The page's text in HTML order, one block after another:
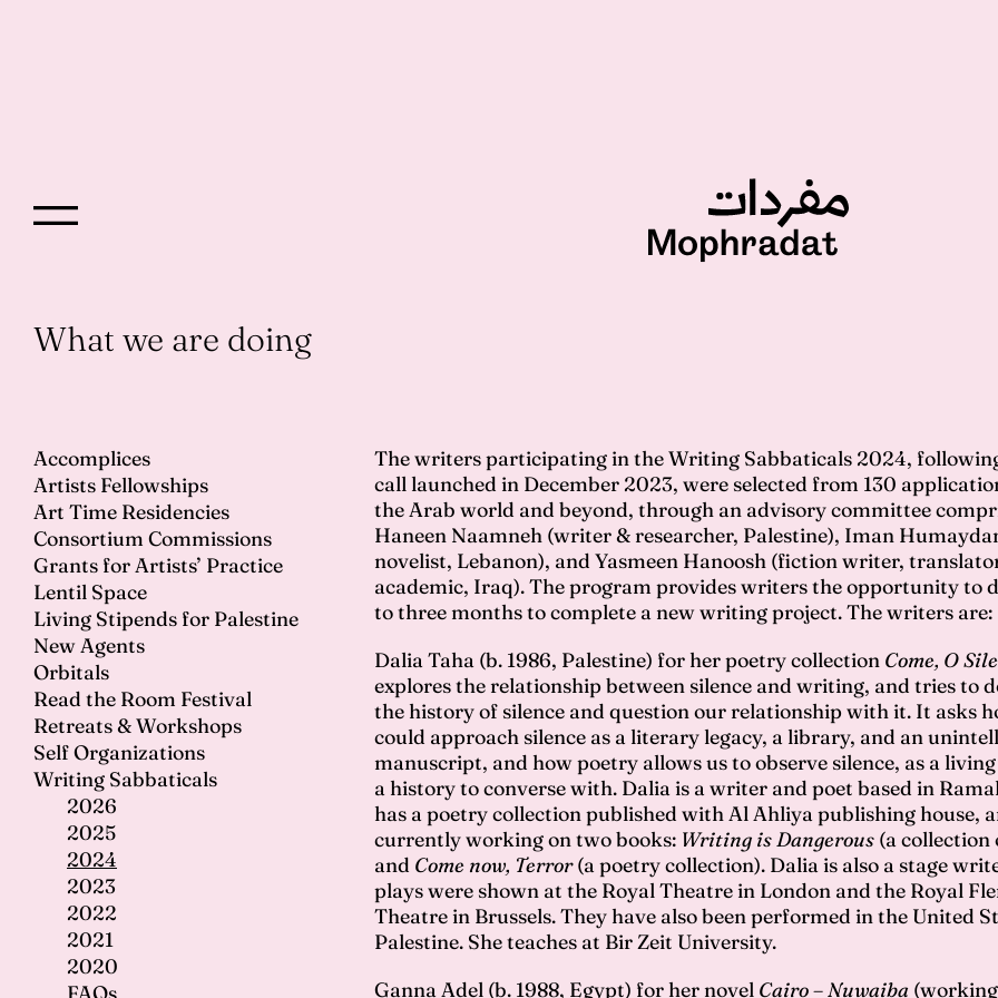
What we are doing
Accomplices
Artists Fellowships
Art Time Residencies
Consortium Commissions
Grants for Artists’ Practice
Lentil Space
Living Stipends for Palestine
New Agents
Orbitals
Read the Room Festival
Retreats & Workshops
Self Organizations
Writing Sabbaticals
2026
2025
2024
2023
2022
2021
2020
The writers participating in the Writing Sabbaticals 2024,
call launched in December 2023, were selected from 130
the Arab world and beyond, through an advisory committee
Haneen Naamneh (writer & researcher, Palestine), Iman
novelist, Lebanon), and Yasmeen Hanoosh (fiction writer,
academic, Iraq). The program provides writers the opportunity to
to three months to complete a new writing project. The writers are:
Dalia Taha (b. 1986, Palestine) for her poetry collection Come, O
explores the relationship between silence and writing, and tries to
the history of silence and question our relationship with it. It asks
could approach silence as a literary legacy, a library, and an
manuscript, and how poetry allows us to observe silence, as a
a history to converse with. Dalia is a writer and poet based in
has a poetry collection published with Al Ahliya publishing house,
currently working on two books: Writing is Dangerous (a collection
and Come now, Terror(a poetry collection). Dalia is also a stage
plays were shown at the Royal Theatre in London and the Royal
Theatre in Brussels. They have also been performed in the United
Palestine. She teaches at Bir Zeit University.
Ganna Adel (b. 1988, Egypt) for her novel Cairo – Nuwaiba
اختيرت-ـر الكاتبات والكتاب المشاركات-ـين في برنامج «التفرغ للكتابة» لعام ٢٠٢٤ في أعقاب الدعوة
المفتوحة التي أطلقناها في كانون الأول/ديسمبر ٢٠٢٣، ومن ضمن ١٣٠ طلب من العالم العربي وخارجه
حميدان (كاتبة وروائيّة، لبنان) وحنين نعامنة (كاتبة وباحثة، فلسطين) وياسمين
قصصي ومترجمة وأكاديميّة، العراق). يوفر البرنامج هذا فرصة تفرّغ لمدة ثلاثة
مخصّصة لإنجاز عمل كتابي جديد لكل من:
تيريزا صهيون (م. ١٩٩٥، لبنان) لمشروعها بعنوان «أناس سعيدة»، هي رواية قصيرة تقصّها جوليا وهي
فيما تعاني من التعايُش مع جسدها وانتقالها إلى بيروت. وتقوم برحلتها ما بين
أزمة القمامة في لبنان عام ٢٠١٥ وتشرين الأوّل/أكتوبر ٢٠٢٣، تستكشف فيها التقاطعات ما بين الجسد
في محدوديّة العلاج النفسي التقليدي ضمن سياق ما بعد الاستعمار. تيريزا كاتبة
وتعمل حاليًّا في مؤسسة «حركة مناهضة العنصريّة». ساهمت في تأسيس «شطر»
وهو تجمّع يهدف إلى تغذية ثقافة الكتابة في بيروت والحفاظ عليها. نُشرت كتاباتها في «راستد
و«كحل» وغيرها.
جنى نخّال (م. ١٩٨٣، لبنان) لمشروعها بعنوان «بحثًا عن التّين»، هي قصّة خيال علمي تدور أحداثها عام